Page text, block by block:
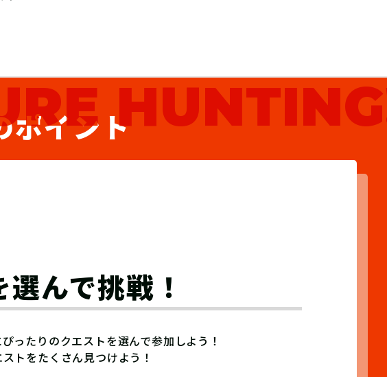
ポイント
選んで挑戦！
ったりのクエストを選んで参加しよう！
トをたくさん見つけよう！